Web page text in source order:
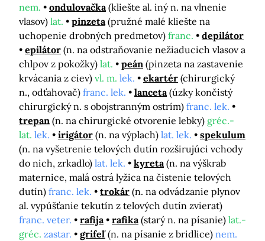
nem.
ondulovačka (kliešte al. iný n. na vlnenie
vlasov) lat. pinzeta (pružné malé kliešte na
uchopenie drobných predmetov) franc.
depilátor
epilátor (n. na odstraňovanie nežiaducich vlasov a
chlpov z pokožky) lat. peán (pinzeta na zastavenie
krvácania z ciev) vl. m. lek. ekartér (chirurgický
n., odťahovač) franc. lek. lanceta (úzky končistý
chirurgický n. s obojstranným ostrím) franc. lek.
trepan (n. na chirurgické otvorenie lebky) gréc.-
lat. lek. irigátor (n. na výplach) lat. lek.
spekulum
(n. na vyšetrenie telových dutín rozširujúci vchody
do nich, zrkadlo) lat. lek. kyreta (n. na výškrab
maternice, malá ostrá lyžica na čistenie telových
dutín) franc. lek. trokár (n. na odvádzanie plynov
al. vypúšťanie tekutín z telových dutín zvierat)
franc. veter.
rafija rafika (starý n. na písanie) lat.-
gréc. zastar. grifeľ (n. na písanie z bridlice) nem.